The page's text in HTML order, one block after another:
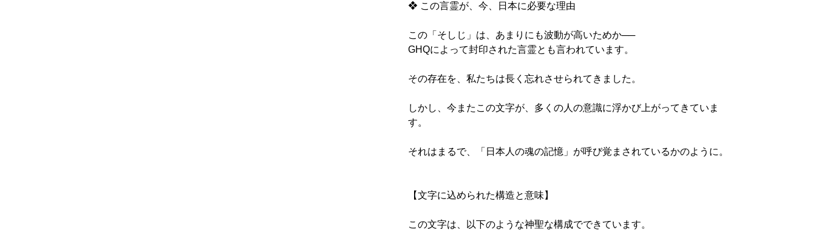
❖ この言霊が、今、日本に必要な理由
この「そしじ」は、あまりにも波動が高いためか──
GHQによって封印された言霊とも言われています。
その存在を、私たちは長く忘れさせられてきました。
しかし、今またこの文字が、多くの人の意識に浮かび上がってきていま
す。
それはまるで、「日本人の魂の記憶」が呼び覚まされているかのように。
【文字に込められた構造と意味】
この文字は、以下のような神聖な構成でできています。